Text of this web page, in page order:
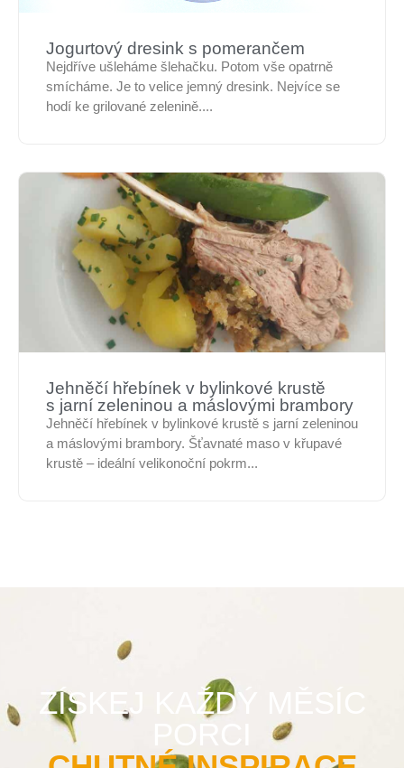
Jogurtový dresink s pomerančem
Nejdříve ušleháme šlehačku. Potom vše opatrně
smícháme. Je to velice jemný dresink. Nejvíce se
hodí ke grilované zelenině....
Jehněčí hřebínek v bylinkové krustě
s jarní zeleninou a máslovými brambory
Jehněčí hřebínek v bylinkové krustě s jarní zeleninou
a máslovými brambory. Šťavnaté maso v křupavé
krustě – ideální velikonoční pokrm...
ZÍSKEJ KAŽDÝ MĚSÍC